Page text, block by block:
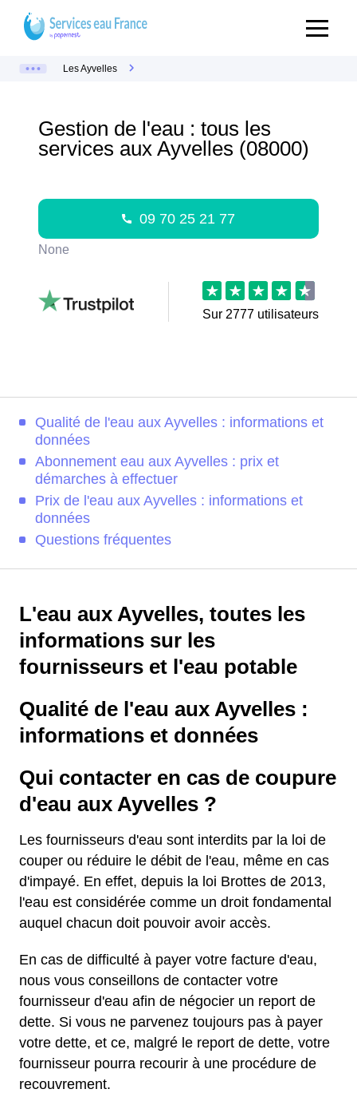
Les Ayvelles
Gestion de l'eau : tous les
services aux Ayvelles (08000)
09 70 25 21 77
None
Sur 2777 utilisateurs
Qualité de l'eau aux Ayvelles : informations et
données
Abonnement eau aux Ayvelles : prix et
démarches à effectuer
Prix de l'eau aux Ayvelles : informations et
données
Questions fréquentes
L'eau aux Ayvelles, toutes les
informations sur les
fournisseurs et l'eau potable
Qualité de l'eau aux Ayvelles :
informations et données
Qui contacter en cas de coupure
d'eau aux Ayvelles ?
Les fournisseurs d'eau sont interdits par la loi de
couper ou réduire le débit de l'eau, même en cas
d'impayé. En effet, depuis la loi Brottes de 2013,
l'eau est considérée comme un droit fondamental
auquel chacun doit pouvoir avoir accès.
En cas de difficulté à payer votre facture d'eau,
nous vous conseillons de contacter votre
fournisseur d'eau afin de négocier un report de
dette. Si vous ne parvenez toujours pas à payer
votre dette, et ce, malgré le report de dette, votre
fournisseur pourra recourir à une procédure de
recouvrement.